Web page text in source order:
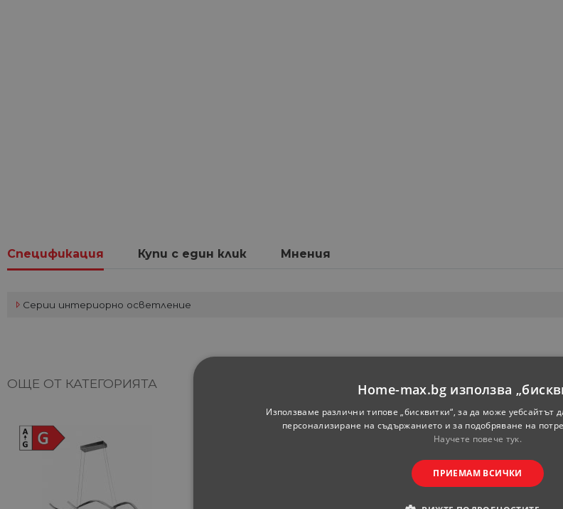
Спецификация Купи с един клик Мнения
Серии интериорно осветление
ОЩЕ ОТ КАТЕГОРИЯТА Home-max.bg използва
Използваме различни типове „бисквитки“, за да може уебсайтът
персонализиране на съдържанието и за подобряване на
Научете повече тук.
ПРИЕМАМ ВСИЧКИ